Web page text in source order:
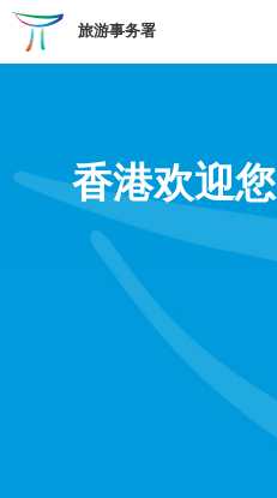
跳至主要内容
旅游事务署
香港欢迎您